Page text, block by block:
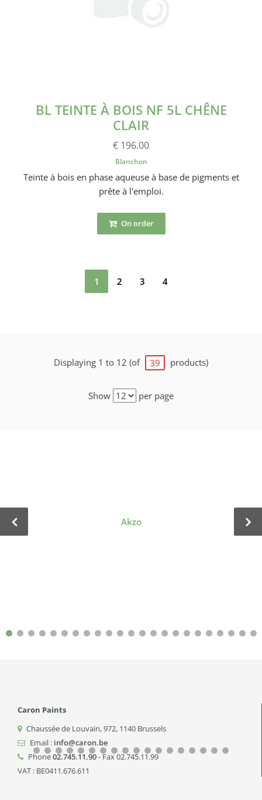
BL TEINTE À BOIS NF 5L CHÊNE
CLAIR
€ 196.00
Blanchon
Teinte à bois en phase aqueuse à base de pigments et
prête à l'emploi.
On order
1 2 3 4
Displaying 1 to 12 (of 39 products)
Show per page
Akzo
Caron Paints
Chaussée de Louvain, 972, 1140 Brussels
Email : info@caron.be
Phone02.745.11.90- Fax 02.745.11.99
VAT : BE0411.676.611